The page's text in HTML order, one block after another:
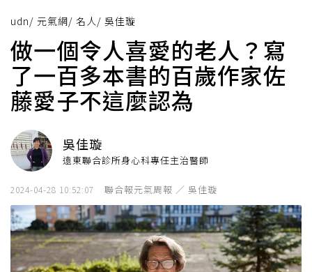
udn/ 元氣網/ 名人/ 吳佳璇
做一個令人喜愛的老人？寫
了一百多本書的百歲作家佐
藤愛子不這麼認為
吳佳璇
遠東聯合診所身心科專任主治醫師
2024-04-28 10:52:07 聯合報元氣周報 ／ 吳佳璇